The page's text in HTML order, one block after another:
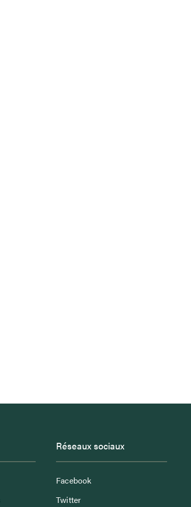
Réseaux sociaux
Facebook
Twitter